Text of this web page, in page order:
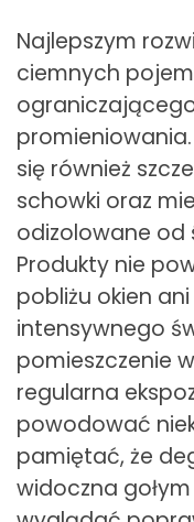
Najlepszym
ciemnych
się również
schowki oraz
odizolowane od
Produkty nie
pobliżu okien
intensywnego
pomieszczenie
regularna
powodować
pamiętać, że
widoczna